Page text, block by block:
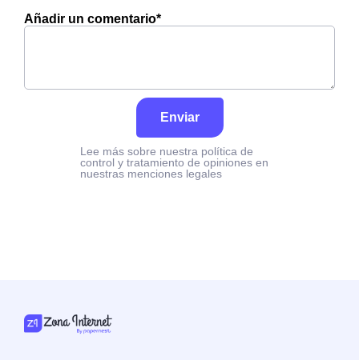
Añadir un comentario*
Enviar
Lee más sobre nuestra política de
control y tratamiento de opiniones en
nuestras menciones legales